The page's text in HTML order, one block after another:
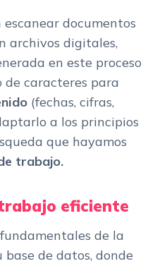
documentos
archivos digitales,
en este proceso
caracteres para
(fechas, cifras,
a los principios
que hayamos
trabajo.
eficiente
de la
de datos, donde